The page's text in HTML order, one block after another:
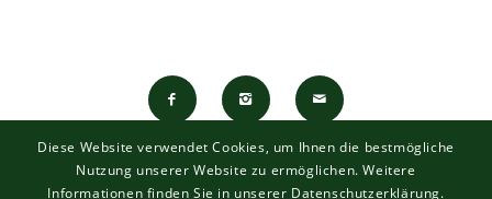
Energieagentur| Kontakt|Impressum|Datenschutz
Diese Website verwendet Cookies, um Ihnen die bestmögliche
Nutzung unserer Website zu ermöglichen. Weitere
Informationen finden Sie in unserer Datenschutzerklärung.